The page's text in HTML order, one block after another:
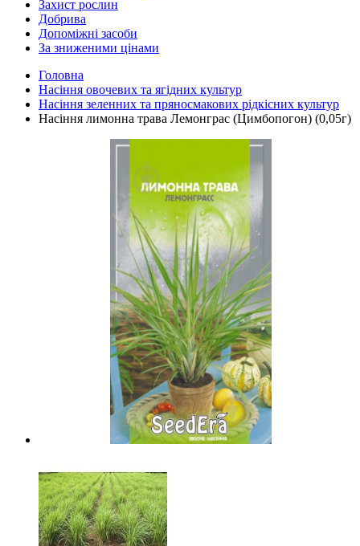
Захист рослин
Добрива
Допоміжні засоби
За зниженими цінами
Головна
Насіння овочевих та ягідних культур
Насіння зеленних та пряносмакових рідкісних культур
Насіння лимонна трава Лемонграс (Цимбопогон) (0,05г)